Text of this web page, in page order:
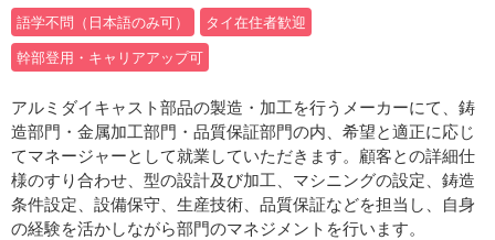
語学不問（日本語のみ可）
タイ在住者歓迎
幹部登用・キャリアアップ可
アルミダイキャスト部品の製造・加工を行うメーカーにて、鋳
造部門・金属加工部門・品質保証部門の内、希望と適正に応じ
てマネージャーとして就業していただきます。顧客との詳細仕
様のすり合わせ、型の設計及び加工、マシニングの設定、鋳造
条件設定、設備保守、生産技術、品質保証などを担当し、自身
の経験を活かしながら部門のマネジメントを行います。